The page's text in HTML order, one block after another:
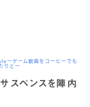
ーゲーム動画をコーヒーでも
りとー
スペンスを陣内